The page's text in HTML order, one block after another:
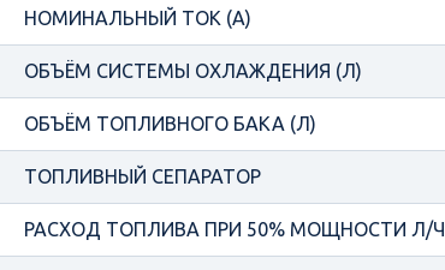
НОМИНАЛЬНЫЙ ТОК (А)
ОБЪЁМ СИСТЕМЫ ОХЛАЖДЕНИЯ (Л)
ОБЪЁМ ТОПЛИВНОГО БАКА (Л)
ТОПЛИВНЫЙ СЕПАРАТОР
РАСХОД ТОПЛИВА ПРИ 50% МОЩНОСТИ Л/Ч